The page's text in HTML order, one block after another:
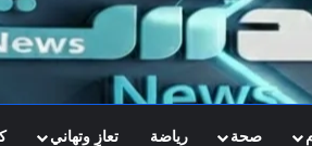
صحة رياضة تعازٍ وتهاني